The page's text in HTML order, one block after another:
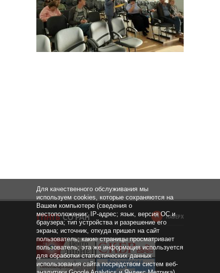
НАВЕРХ
Для качественного обслуживания мы
используем cookies, которые сохраняются на
Вашем компьютере (сведения о
местоположении; IP-адрес; язык, версия ОС и
браузера; тип устройства и разрешение его
экрана; источник, откуда пришел на сайт
пользователь; какие страницы просматривает
пользователь; эта же информация используется
для обработки статистических данных
использования сайта посредством систем веб-